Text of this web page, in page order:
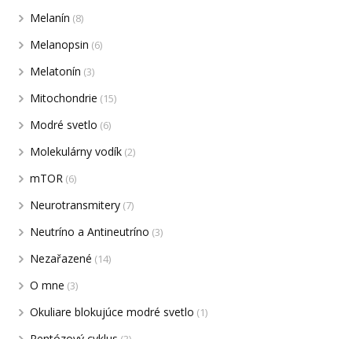
Melanín (8)
Melanopsin (6)
Melatonín (3)
Mitochondrie (15)
Modré svetlo (6)
Molekulárny vodík (2)
mTOR (6)
Neurotransmitery (7)
Neutríno a Antineutríno (3)
Nezařazené (14)
O mne (3)
Okuliare blokujúce modré svetlo (1)